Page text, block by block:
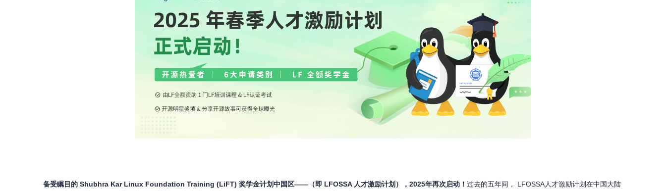
备受瞩目的 Shubhra Kar Linux Foundation Training (LiFT) 奖学金计划中国区——（即 LFOSSA 人才激励计划），2025年再次启动！ 过去的五年间， LFOSSA人才激励计划在中国大陆